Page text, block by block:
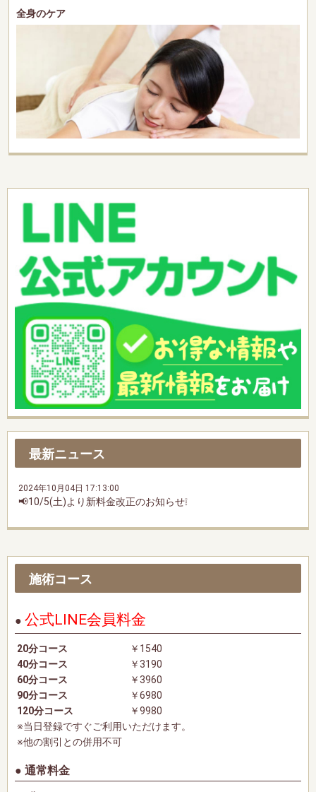
全身のケア
📢10/5(土)より新料金改正のお知らせ❕
2024年10月04日 17:13:00
施術コース
公式LINE会員料金
20分コース
￥1540
40分コース
￥3190
60分コース
￥3960
90分コース
￥6980
120分コース
￥9980
※当日登録ですぐご利用いただけます。
※他の割引との併用不可
通常料金